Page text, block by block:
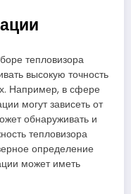
тепловизора
высокую точность
Например, в сфере
могут зависеть от
обнаруживать и
тепловизора
определение
может иметь